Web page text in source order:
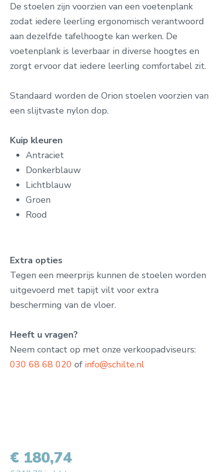
De stoelen zijn voorzien van een voetenplank
zodat iedere leerling ergonomisch verantwoord
aan dezelfde tafelhoogte kan werken. De
voetenplank is leverbaar in diverse hoogtes en
zorgt ervoor dat iedere leerling comfortabel zit.
Standaard worden de Orion stoelen voorzien van
een slijtvaste nylon dop.
Kuip kleuren
Antraciet
Donkerblauw
Lichtblauw
Groen
Rood
Extra opties
Tegen een meerprijs kunnen de stoelen worden
uitgevoerd met tapijt vilt voor extra
bescherming van de vloer.
Heeft u vragen?
Neem contact op met onze verkoopadviseurs:
030 68 68 020 of info@schilte.nl
€ 180,74